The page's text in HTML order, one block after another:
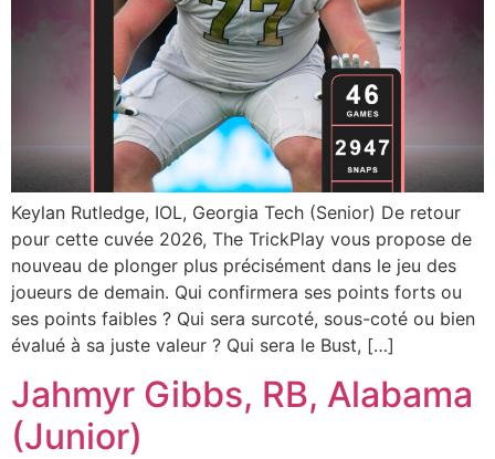
Keylan Rutledge, IOL, Georgia Tech (Senior) De retour
pour cette cuvée 2026, The TrickPlay vous propose de
nouveau de plonger plus précisément dans le jeu des
joueurs de demain. Qui confirmera ses points forts ou
ses points faibles ? Qui sera surcoté, sous-coté ou bien
évalué à sa juste valeur ? Qui sera le Bust, […]
Jahmyr Gibbs, RB, Alabama
(Junior)